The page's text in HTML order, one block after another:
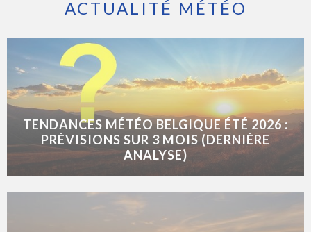
ACTUALITÉ MÉTÉO
TENDANCES MÉTÉO BELGIQUE ÉTÉ 2026 :
PRÉVISIONS SUR 3 MOIS (DERNIÈRE
ANALYSE)